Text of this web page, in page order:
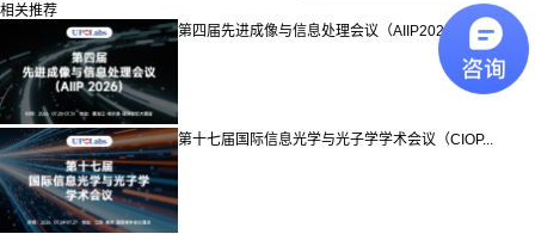
相关推荐
第四届先进成像与信息处理会议（AIIP2026...
第十七届国际信息光学与光子学学术会议（CIOP...